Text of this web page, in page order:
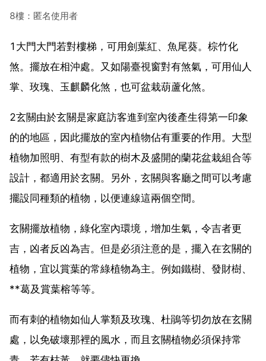
8樓：匿名使用者
1大門大門若對樓梯，可用劍葉紅、魚尾葵。棕竹化
煞。擺放在相沖處。又如陽臺視窗對有煞氣，可用仙人
掌、玫瑰、玉麒麟化煞，也可盆栽葫蘆化煞。
2玄關由於玄關是家庭訪客進到室內後產生得第一印象
的的地區，因此擺放的室內植物佔有重要的作用。大型
植物加照明、有型有款的樹木及盛開的蘭花盆栽組合等
設計，都適用於玄關。另外，玄關與客廳之間可以考慮
擺設同種類的植物，以便連線這兩個空間。
玄關擺放植物，綠化室內環境，增加生氣，令吉者更
吉，凶者反凶為吉。但是必須注意的是，擺入在玄關的
植物，宜以賞葉的常綠植物為主。例如鐵樹、發財樹、
**葛及賞葉榕等等。
而有刺的植物如仙人掌類及玫瑰、杜鵑等切勿放在玄關
處，以免破壞那裡的風水，而且玄關植物必須保持常